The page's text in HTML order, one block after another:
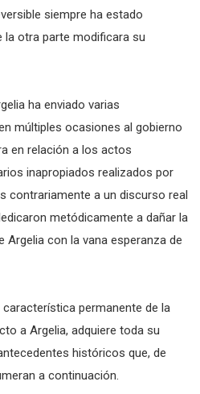
siempre ha estado
la otra parte modificara su
ha enviado varias
múltiples ocasiones al gobierno
en relación a los actos
inapropiados realizados por
contrariamente a un discurso real
metódicamente a dañar la
Argelia con la vana esperanza de
característica permanente de la
a Argelia, adquiere toda su
históricos que, de
a continuación.